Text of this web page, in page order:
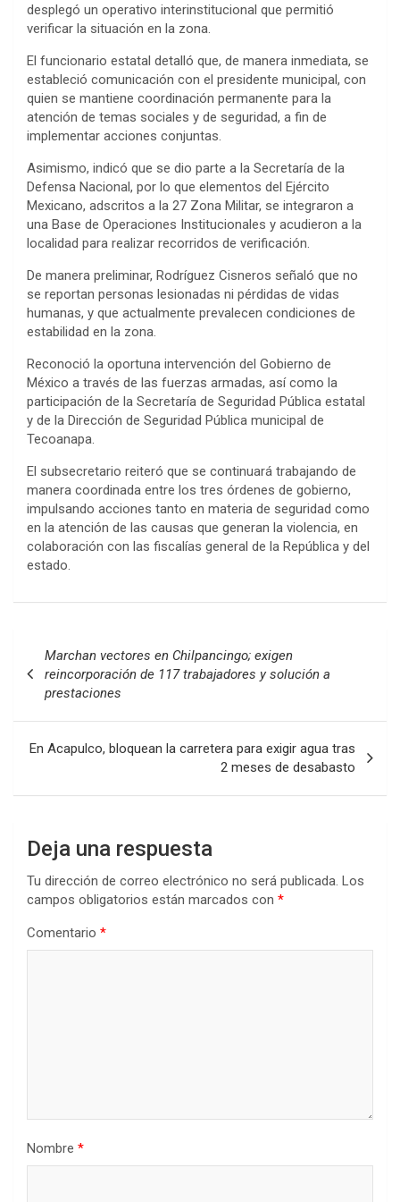
desplegó un operativo interinstitucional que permitió
verificar la situación en la zona.
El funcionario estatal detalló que, de manera inmediata, se
estableció comunicación con el presidente municipal, con
quien se mantiene coordinación permanente para la
atención de temas sociales y de seguridad, a fin de
implementar acciones conjuntas.
Asimismo, indicó que se dio parte a la Secretaría de la
Defensa Nacional, por lo que elementos del Ejército
Mexicano, adscritos a la 27 Zona Militar, se integraron a
una Base de Operaciones Institucionales y acudieron a la
localidad para realizar recorridos de verificación.
De manera preliminar, Rodríguez Cisneros señaló que no
se reportan personas lesionadas ni pérdidas de vidas
humanas, y que actualmente prevalecen condiciones de
estabilidad en la zona.
Reconoció la oportuna intervención del Gobierno de
México a través de las fuerzas armadas, así como la
participación de la Secretaría de Seguridad Pública estatal
y de la Dirección de Seguridad Pública municipal de
Tecoanapa.
El subsecretario reiteró que se continuará trabajando de
manera coordinada entre los tres órdenes de gobierno,
impulsando acciones tanto en materia de seguridad como
en la atención de las causas que generan la violencia, en
colaboración con las fiscalías general de la República y del
estado.
de
entradas
Marchan vectores en Chilpancingo; exigen
reincorporación de 117 trabajadores y solución a
prestaciones
En Acapulco, bloquean la carretera para exigir agua tras
2 meses de desabasto
Deja una respuesta
Tu dirección de correo electrónico no será publicada. Los
campos obligatorios están marcados con *
Comentario *
Nombre *